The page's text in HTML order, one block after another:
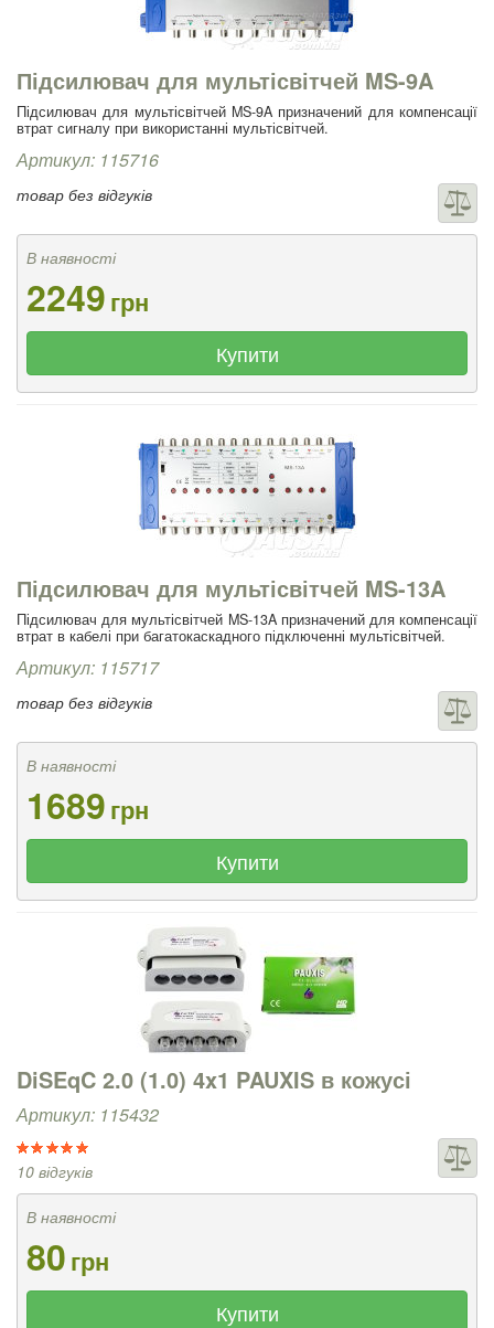
Підсилювач для мультісвітчей MS-9A
Підсилювач для мультісвітчей MS-9A призначений для компенсації
втрат сигналу при використанні мультісвітчей.
Артикул: 115716
товар без відгуків
В наявності
2249грн
Купити
Підсилювач для мультісвітчей MS-13A
Підсилювач для мультісвітчей MS-13A призначений для компенсації
втрат в кабелі при багатокаскадного підключенні мультісвітчей.
Артикул: 115717
товар без відгуків
В наявності
1689грн
Купити
DiSEqC 2.0 (1.0) 4x1 PAUXIS в кожусі
Артикул: 115432
10 відгуків
В наявності
80грн
Купити